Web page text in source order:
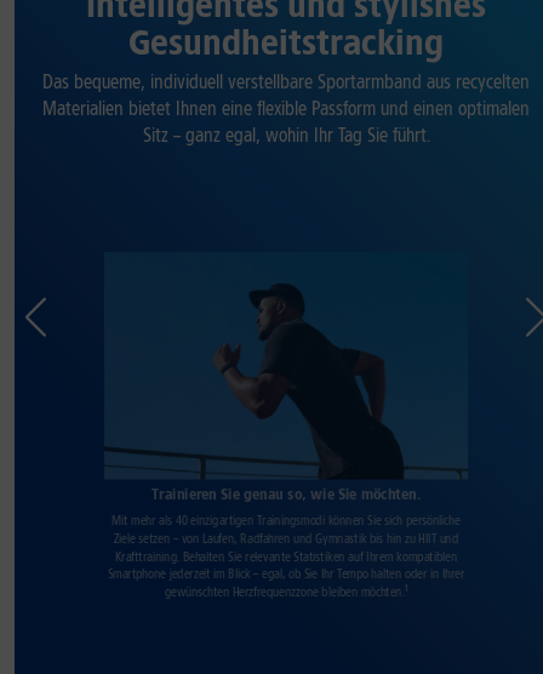
Gesundheitstracking
Das bequeme, individuell verstellbare Sportarmband aus recycelten
Materialien bietet Ihnen eine flexible Passform und einen optimalen
Sitz – ganz egal, wohin Ihr Tag Sie führt.
Trainieren Sie genau so, wie Sie möchten.
Mit mehr als 40 einzigartigen Trainingsmodi können Sie sich persönliche
Ziele setzen – von Laufen, Radfahren und Gymnastik bis hin zu HIIT und
Krafttraining. Behalten Sie relevante Statistiken auf Ihrem kompatiblen
Smartphone jederzeit im Blick – egal, ob Sie Ihr Tempo halten oder in Ihrer
gewünschten Herzfrequenzzone bleiben möchten. 1